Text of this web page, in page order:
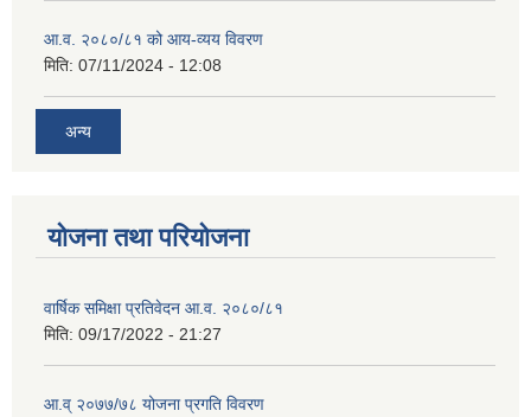
आ.व. २०८०/८१ को आय-व्यय विवरण
मिति: 07/11/2024 - 12:08
अन्य
योजना तथा परियोजना
वार्षिक समिक्षा प्रतिवेदन आ.व. २०८०/८१
मिति: 09/17/2022 - 21:27
आ.व् २०७७/७८ योजना प्रगति विवरण